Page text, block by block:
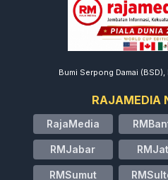
Bumi Serpong Damai
RAJAMEDIA
RajaMedia
RMJabar
RMSumut